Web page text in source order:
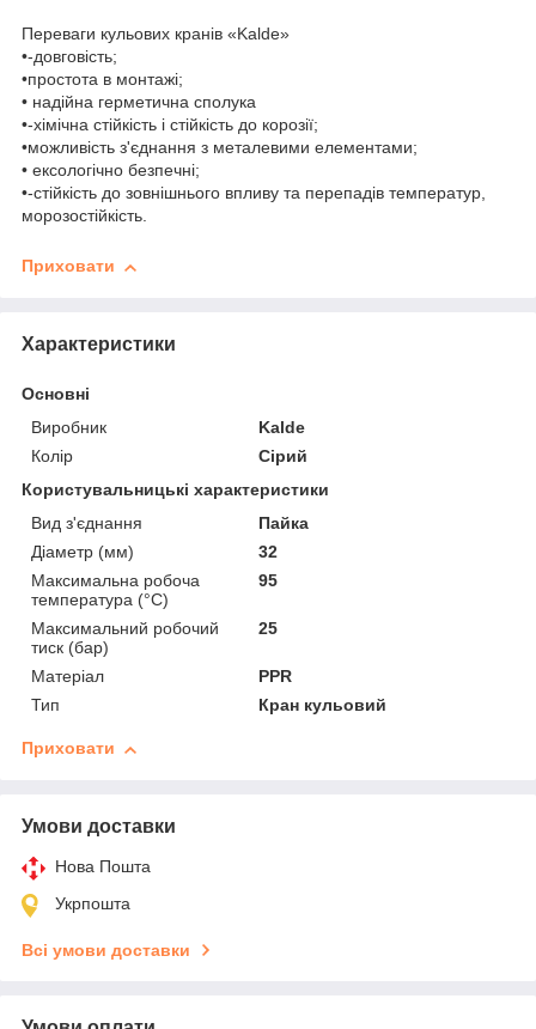
Переваги кульових кранів «Kalde»
•-довговість;
•простота в монтажі;
• надійна герметична сполука
•-хімічна стійкість і стійкість до корозії;
•можливість з'єднання з металевими елементами;
• ексологічно безпечні;
•-стійкість до зовнішнього впливу та перепадів температур,
морозостійкість.
Приховати
Характеристики
Основні
Виробник
Kalde
Колір
Сірий
Користувальницькі характеристики
Вид з'єднання
Пайка
Діаметр (мм)
32
Максимальна робоча
температура (°С)
95
Максимальний робочий
тиск (бар)
25
Матеріал
PPR
Тип
Кран кульовий
Приховати
Умови доставки
Нова Пошта
Укрпошта
Всі умови доставки